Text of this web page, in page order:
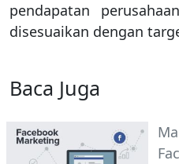
pendapatan
disesuaikan dengan
Baca Juga